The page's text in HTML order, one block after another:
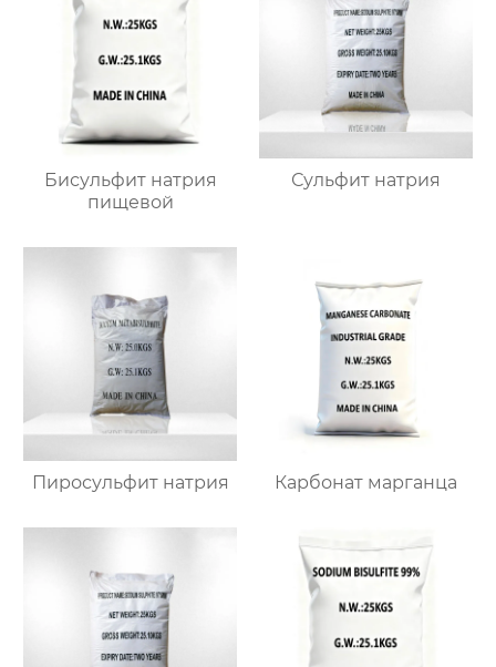
Бисульфит натрия
пищевой
Сульфит натрия
Пиросульфит натрия Карбонат марганца